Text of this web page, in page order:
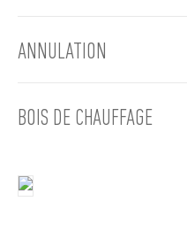
ANNULATION
BOIS DE CHAUFFAGE